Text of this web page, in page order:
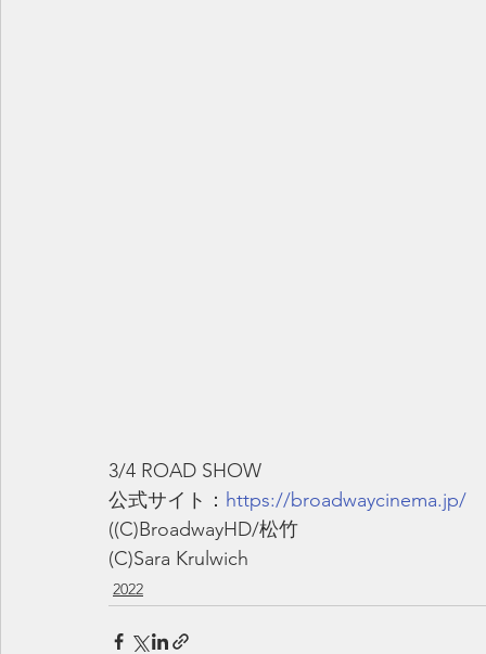
3/4 ROAD SHOW
公式サイト： https://broadwaycinema.jp/
((C)BroadwayHD/松竹
(C)Sara Krulwich
2022